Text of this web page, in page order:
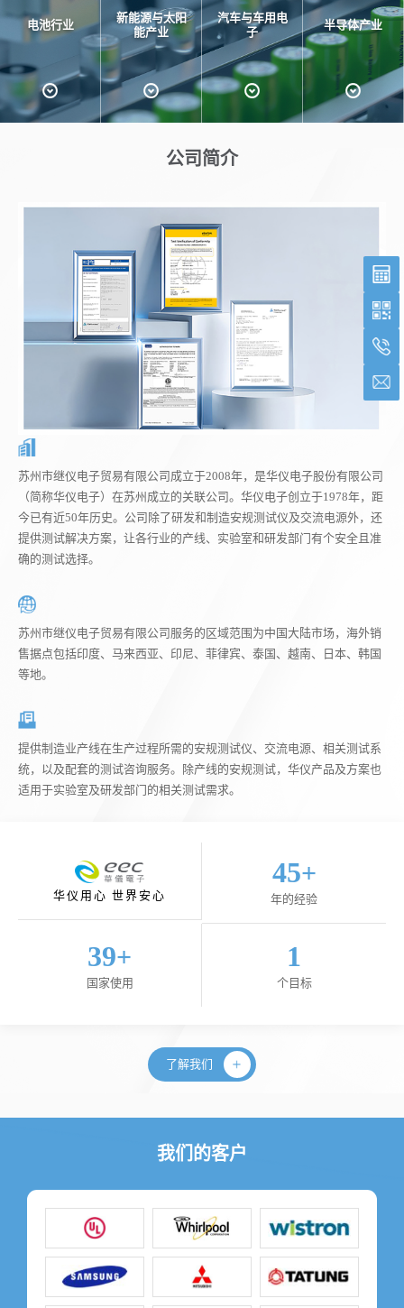
电池行业
新能源与太阳
能产业
汽车与车用电
子
半导体产业
公司简介
苏州市继仪电子贸易有限公司成立于2008年，是华仪电子股份有限公司
（简称华仪电子）在苏州成立的关联公司。华仪电子创立于1978年，距
今已有近50年历史。公司除了研发和制造安规测试仪及交流电源外，还
提供测试解决方案，让各行业的产线、实验室和研发部门有个安全且准
确的测试选择。
苏州市继仪电子贸易有限公司服务的区域范围为中国大陆市场，海外销
售据点包括印度、马来西亚、印尼、菲律宾、泰国、越南、日本、韩国
等地。
提供制造业产线在生产过程所需的安规测试仪、交流电源、相关测试系
统，以及配套的测试咨询服务。除产线的安规测试，华仪产品及方案也
适用于实验室及研发部门的相关测试需求。
华仪用心 世界安心
45+
年的经验
40+
国家使用
1
个目标
了解我们
我们的客户